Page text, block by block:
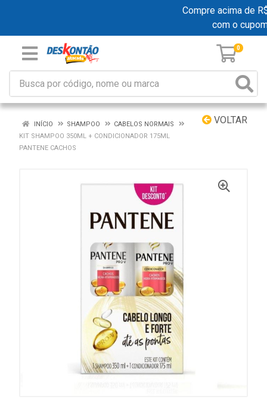
Compre acima de
com o
0
VOLTAR
INÍCIO SHAMPOO
CABELOS NORMAIS
KIT SHAMPOO 350ML + CONDICIONADOR 175ML
PANTENE CACHOS